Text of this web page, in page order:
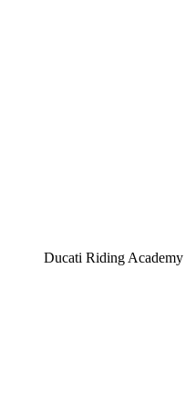
Ducati Riding Academy